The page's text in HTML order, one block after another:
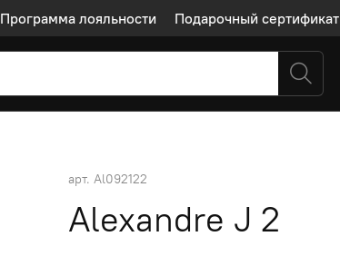
Программа лояльности Подарочный сертификат
арт. Al092122
Alexandre J 2